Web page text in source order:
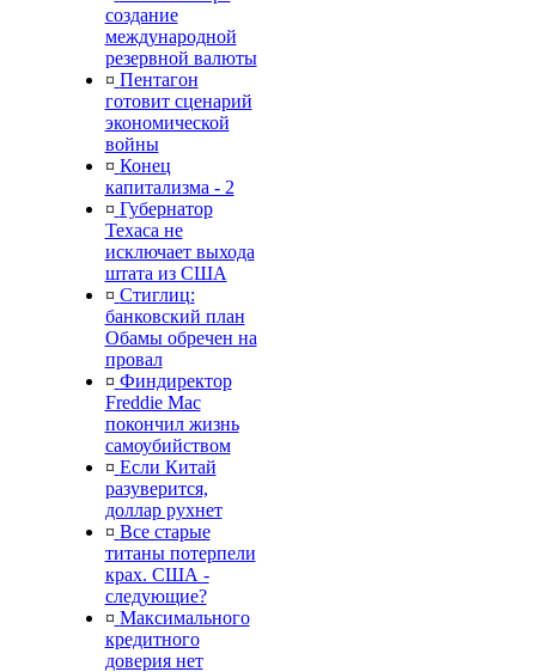
создание
международной
резервной валюты
¤ Пентагон
готовит сценарий
экономической
войны
¤ Конец
капитализма - 2
¤ Губернатор
Техаса не
исключает выхода
штата из США
¤ Стиглиц:
банковский план
Обамы обречен на
провал
¤ Финдиректор
Freddie Mac
покончил жизнь
самоубийством
¤ Если Китай
разуверится,
доллар рухнет
¤ Все старые
титаны потерпели
крах. США -
следующие?
¤ Максимального
кредитного
доверия нет